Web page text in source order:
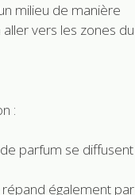
milieu de manière
vers les zones du
:
parfum se diffusent
répand également par